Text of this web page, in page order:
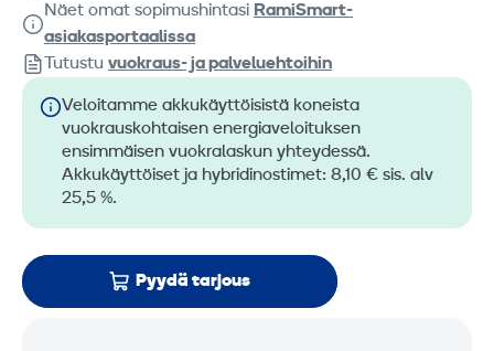
Näet omat sopimushintasi RamiSmart-
asiakasportaalissa
Tutustu vuokraus- ja palveluehtoihin
Veloitamme akkukäyttöisistä koneista
vuokrauskohtaisen energiaveloituksen
ensimmäisen vuokralaskun yhteydessä.
Akkukäyttöiset ja hybridinostimet: 8,10 € sis. alv
25,5 %.
Pyydä tarjous